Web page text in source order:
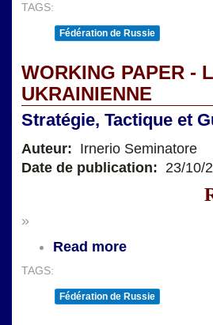
TAGS:
Fédération de Russie
WORKING PAPER -
UKRAINIENNE
Stratégie, Tactique et
Auteur: Irnerio Seminatore
Date de publication: 23/10/
»
Read more
TAGS:
Fédération de Russie